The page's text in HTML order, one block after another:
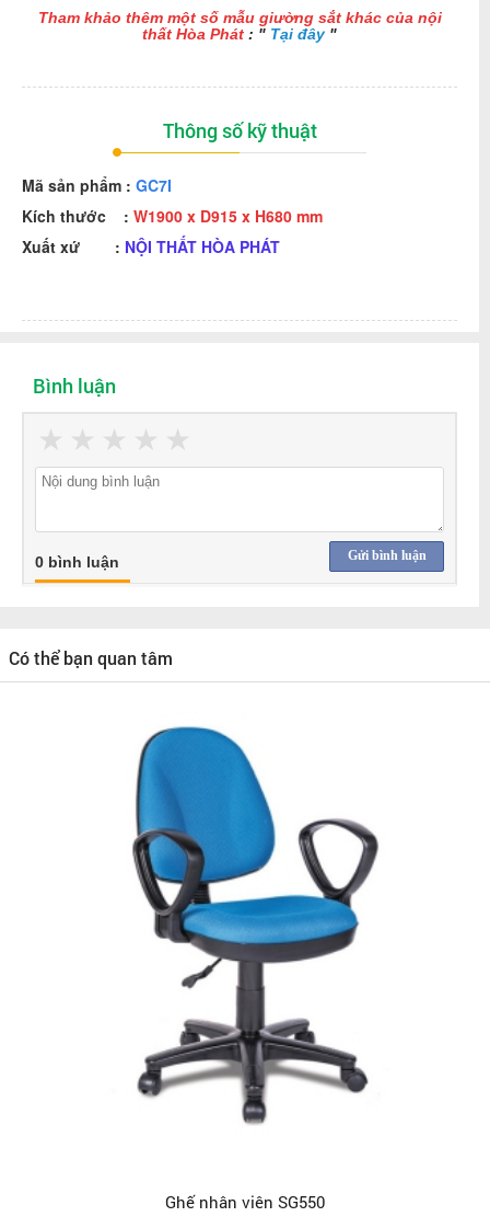
Tham khảo thêm một số mẫu giường sắt khác của nội
thất Hòa Phát : " Tại đây "
Thông số kỹ thuật
Mã sản phẩm : GC7I
Kích thước : W1900 x D915 x H680 mm
Xuất xứ : NỘI THẤT HÒA PHÁT
Bình luận
★
★
★
★
★
Gửi bình luận
0 bình luận
Có thể bạn quan tâm
Ghế nhân viên SG550